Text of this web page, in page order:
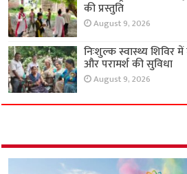
की प्रस्तुति
August 9, 2026
निःशुल्क स्वास्थ्य शिविर
और परामर्श की सुविधा
August 9, 2026